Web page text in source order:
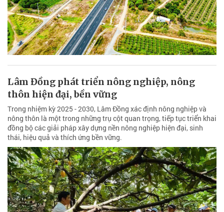
Lâm Đồng phát triển nông nghiệp, nông
thôn hiện đại, bền vững
Trong nhiệm kỳ 2025 - 2030, Lâm Đồng xác định nông nghiệp và
nông thôn là một trong những trụ cột quan trọng, tiếp tục triển khai
đồng bộ các giải pháp xây dựng nền nông nghiệp hiện đại, sinh
thái, hiệu quả và thích ứng bền vững.